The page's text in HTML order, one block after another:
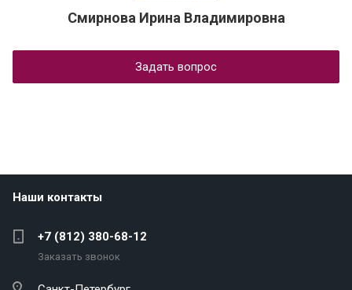
Смирнова Ирина Владимировна
Задать вопрос
Наши контакты
+7 (812) 380-68-12
Заказать звонок